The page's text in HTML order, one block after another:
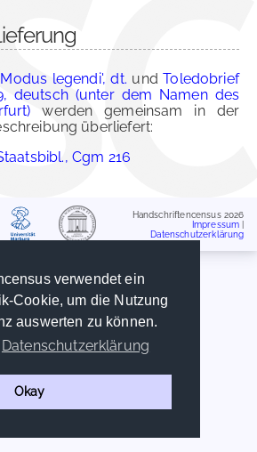
verwendet ein
Cookie, um die Nutzung
auswerten zu können.
Datenschutzerklärung
Okay
legendi', dt. undToledobrief
deutsch (unter dem Namen des
werden gemeinsam in der
überliefert:
Cgm 216
Handschriftencensus 2026
Impressum
Datenschutzerklärung